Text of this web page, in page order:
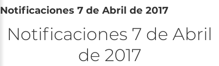
Notificaciones 7 de Abril de 2017
Notificaciones 7 de Abril
de 2017